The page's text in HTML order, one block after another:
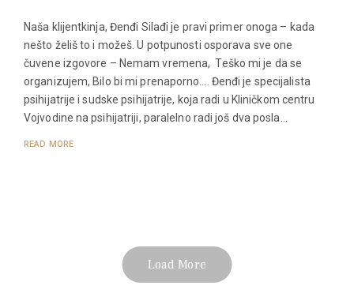
Naša klijentkinja, Đenđi Silađi je pravi primer onoga – kada
nešto želiš to i možeš. U potpunosti osporava sve one
čuvene izgovore – Nemam vremena, Teško mi je da se
organizujem, Bilo bi mi prenaporno…. Đenđi je specijalista
psihijatrije i sudske psihijatrije, koja radi u Kliničkom centru
Vojvodine na psihijatriji, paralelno radi još dva posla…
READ MORE
Load More